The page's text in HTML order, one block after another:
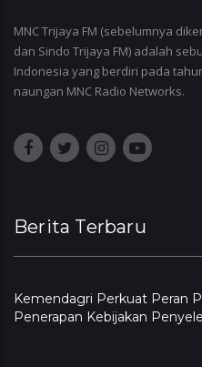
MNC Trijaya FM (sebelumnya
dan Sindo Trijaya FM) adalah
Indonesia yang berdiri pada
naungan MNC Radio Networks.
Berita Terbaru
Kemendagri Perkuat Peran
Penerapan Kebijakan